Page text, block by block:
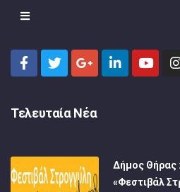
Τελευταία Νέα
Δήμος Θήρας
«Φεστιβάλ